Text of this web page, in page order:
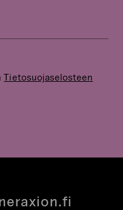
Tietosuojaselosteen